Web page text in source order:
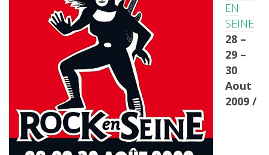
EN
SEINE
28 –
29 –
30
Aout
2009 /